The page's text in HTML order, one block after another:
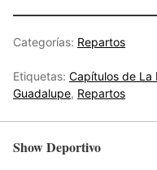
Categorías: Repartos
Etiquetas: Capítulos de La
Guadalupe, Repartos
Show Deportivo